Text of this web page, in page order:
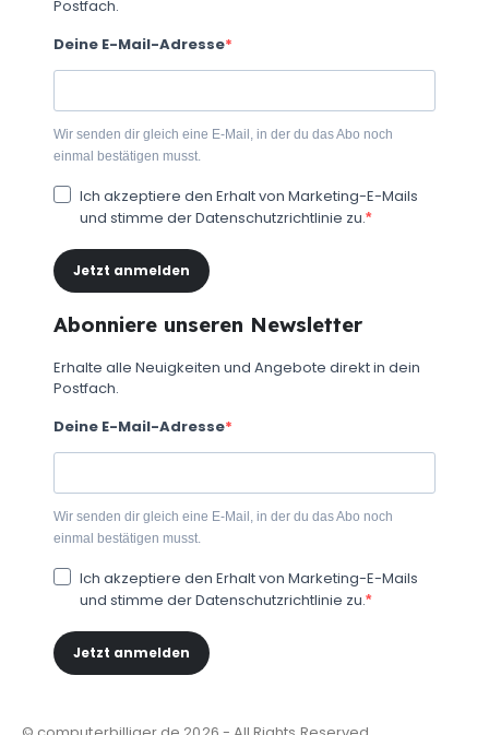
Postfach.
Deine E-Mail-Adresse
Wir senden dir gleich eine E-Mail, in der du das Abo noch
einmal bestätigen musst.
Ich akzeptiere den Erhalt von Marketing-E-Mails
und stimme der Datenschutzrichtlinie zu.
Jetzt anmelden
Abonniere unseren Newsletter
Erhalte alle Neuigkeiten und Angebote direkt in dein
Postfach.
Deine E-Mail-Adresse
Wir senden dir gleich eine E-Mail, in der du das Abo noch
einmal bestätigen musst.
Ich akzeptiere den Erhalt von Marketing-E-Mails
und stimme der Datenschutzrichtlinie zu.
Jetzt anmelden